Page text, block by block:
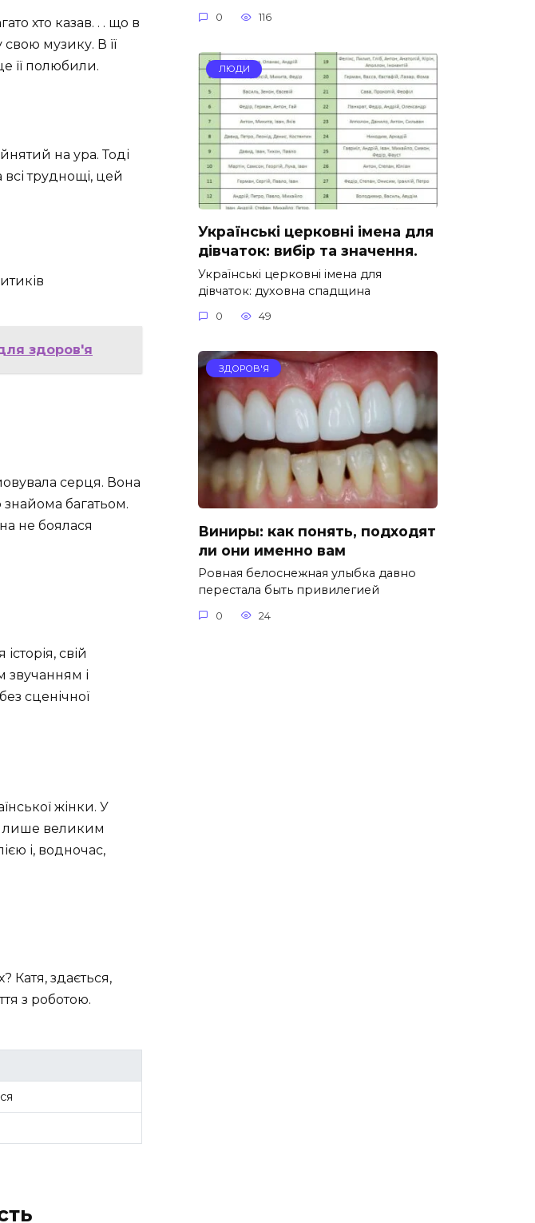
хто казав. . . що в
музику. В її
її полюбили.
на ура. Тоді
труднощі, цей
здоров'я
серця. Вона
знайома багатьом.
не боялася
свій
звучанням і
сценічної
жінки. У
лише великим
і, водночас,
Катя, здається,
з роботою.
0 116
ЛЮДИ
Українські церковні імена для
дівчаток: вибір та значення.
Українські церковні імена для
дівчаток: духовна спадщина
0 49
ЗДОРОВ'Я
Виниры: как понять, подходят
ли они именно вам
Ровная белоснежная улыбка давно
перестала быть привилегией
0 24